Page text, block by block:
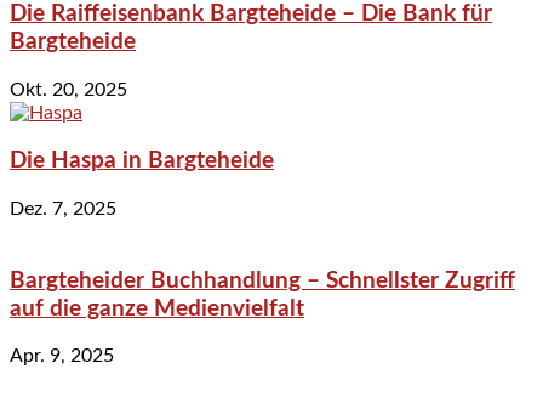
Die Raiffeisenbank Bargteheide – Die Bank für
Bargteheide
Okt. 20, 2025
Die Haspa in Bargteheide
Dez. 7, 2025
Bargteheider Buchhandlung – Schnellster Zugriff
auf die ganze Medienvielfalt
Apr. 9, 2025